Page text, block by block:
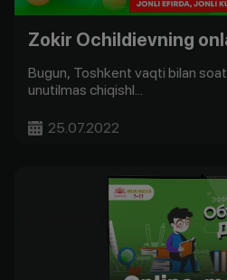
Zokir Ochildievning
Bugun, Toshkent vaqti bilan
unutilmas chiqishl...
25.07.2022